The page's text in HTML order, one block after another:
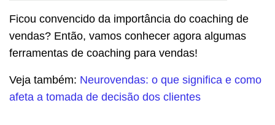
Ficou convencido da importância do coaching de
vendas? Então, vamos conhecer agora algumas
ferramentas de coaching para vendas!
Veja também: Neurovendas: o que significa e como
afeta a tomada de decisão dos clientes